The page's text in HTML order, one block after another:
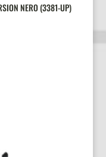
NERO (3381-UP)